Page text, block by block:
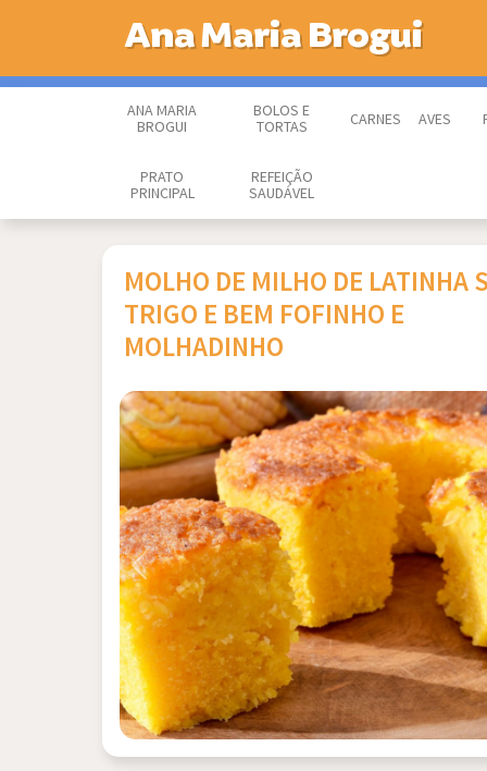
Ana Maria Brogui
ANA MARIA
BROGUI
BOLOS E
TORTAS
CARNES AVES
PRATO
PRINCIPAL
REFEIÇÃO
SAUDÁVEL
MOLHO DE MILHO DE LATINHA
TRIGO E BEM FOFINHO E
MOLHADINHO
Previous